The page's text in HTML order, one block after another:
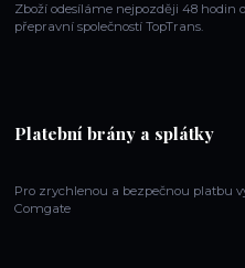
Zboží odesíláme nejpozději 48 hodin
přepravní společností TopTrans.
Platební brány a splátky
Pro zrychlenou a bezpečnou platbu
Comgate